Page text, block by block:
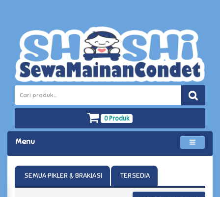
0 Produk
Menu
SEMUA PIKLER & BRAKIASI TERSEDIA